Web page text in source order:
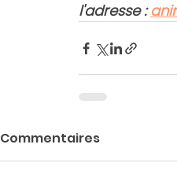
l'adresse :
Commentaires